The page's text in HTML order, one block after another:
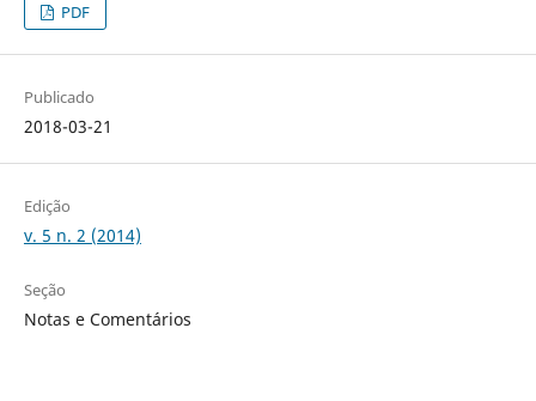
PDF
Publicado
2018-03-21
Edição
v. 5 n. 2 (2014)
Seção
Notas e Comentários